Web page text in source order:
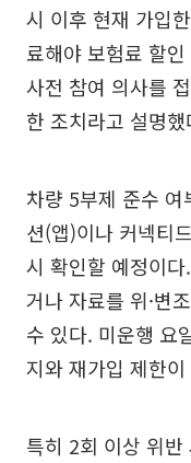
시 이후 현재 가입
료해야 보험료 할
사전 참여 의사를
한 조치라고 설명했
차량 5부제 준수
션(앱)이나 커넥티
시 확인할 예정이
거나 자료를 위·변
수 있다. 미운행 요
지와 재가입 제한
특히 2회 이상 위